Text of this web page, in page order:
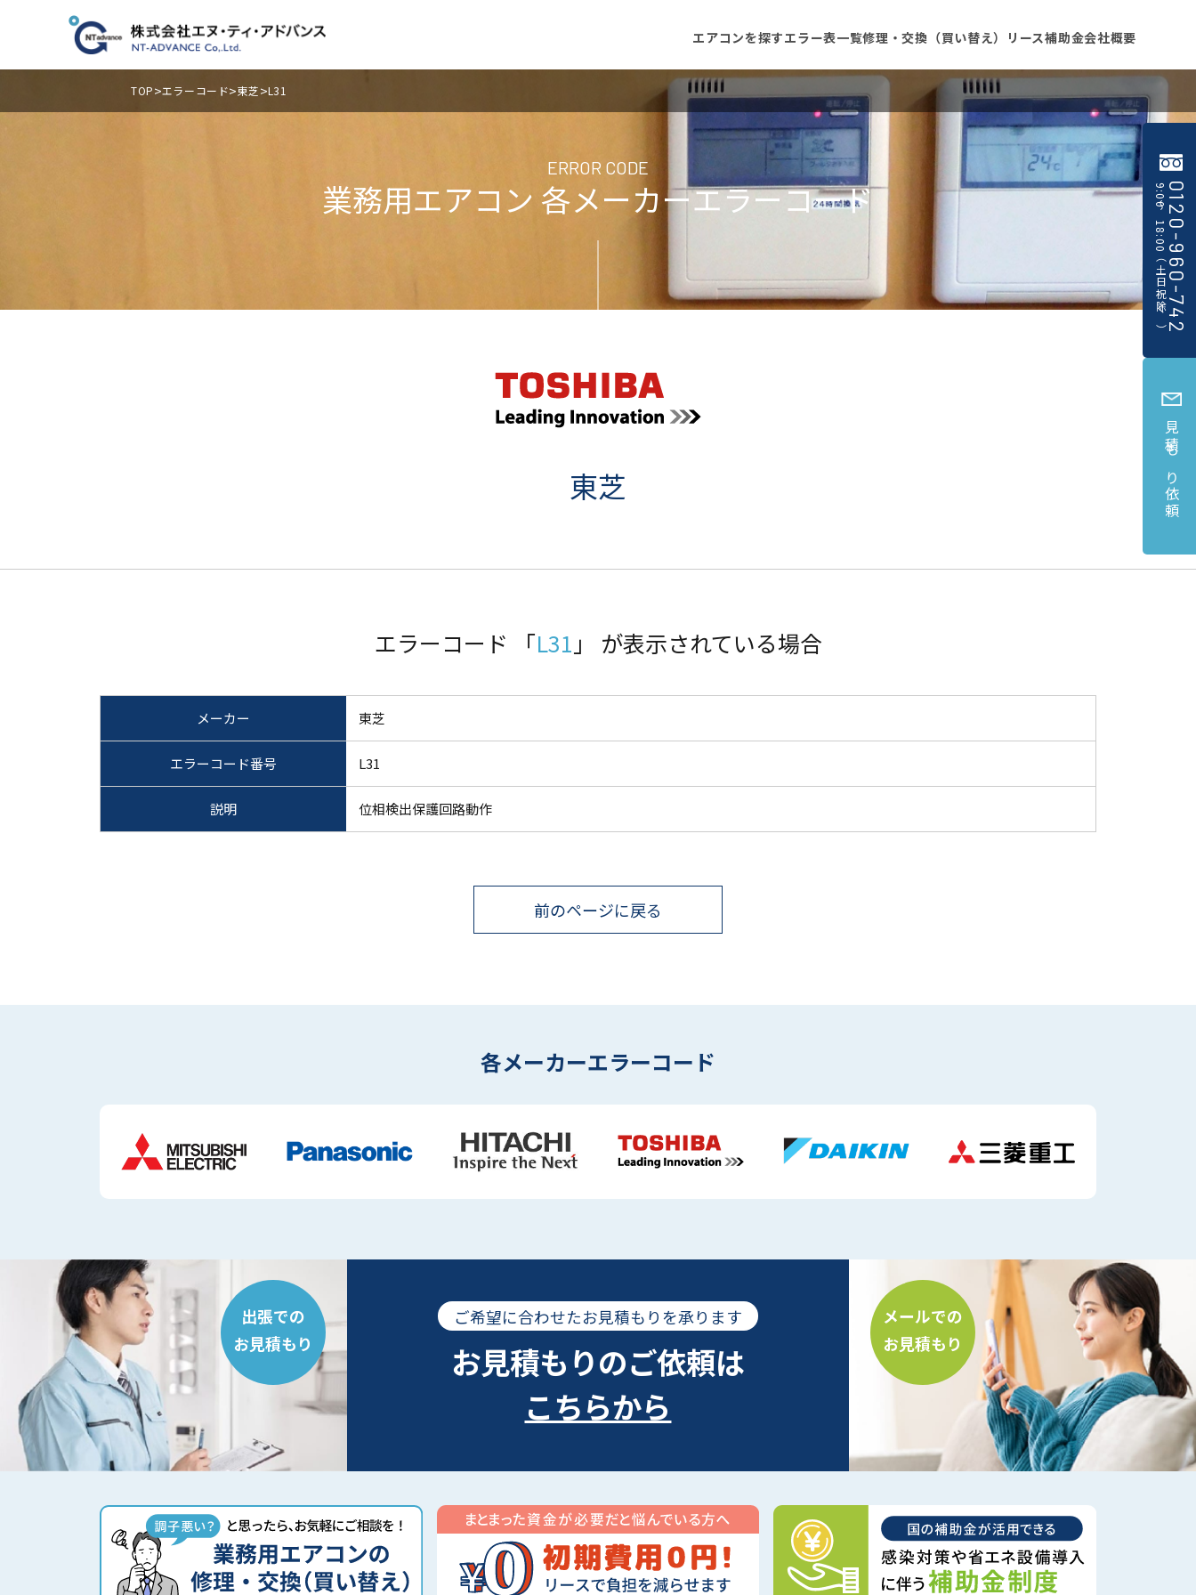
0120-960-742
9:00〜18:00（土日祝除く）
見積もり依頼
エアコンを探すエラー表一覧修理・交換（買い替え） リース補助金会社概要
TOP>エラーコード>東芝>L31
ERROR CODE
業務用エアコン 各メーカーエラーコード
東芝
エラーコード 「L31 」 が表示されている場合
メーカー 東芝
エラーコード番号 L31
説明 位相検出保護回路動作
前のページに戻る
各メーカーエラーコード
出張での
お見積もり
ご希望に合わせたお見積もりを承ります
お見積もりのご依頼は
こちらから
メールでの
お見積もり